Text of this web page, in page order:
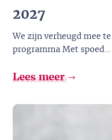
2027​
We zijn verheugd mee
programma Met spoed...
Lees meer